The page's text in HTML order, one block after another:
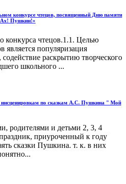
конкурсе чтецов, посвященный Дню памяти
Пушкин!»
конкурса чтецов.1.1. Целью
является популяризация
раскрытию творческого
школьного ...
инсценировкам по сказкам А.С. Пушкина " Мой
родителями и детьми 2, 3, 4
приуроченный к году
сказки Пушкина. т. к. в них